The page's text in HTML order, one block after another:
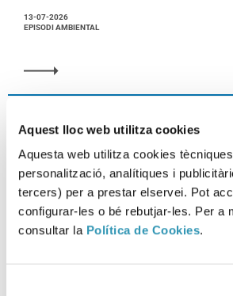
Aquest lloc web utilitza cookies
Aquesta web utilitza cookies
personalització, analítiques i
tercers) per a prestar elservei. Pot
configurar-les o bé rebutjar-les. Per a
consultar la Política de Cookies.
13-07-2026
EPISODI AMBIENTAL